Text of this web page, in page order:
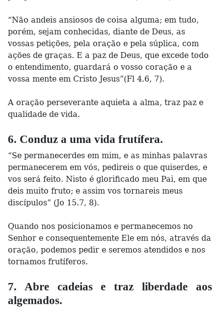
“Não andeis ansiosos de coisa alguma; em tudo,
porém, sejam conhecidas, diante de Deus, as
vossas petições, pela oração e pela súplica, com
ações de graças. E a paz de Deus, que excede todo
o entendimento, guardará o vosso coração e a
vossa mente em Cristo Jesus”(Fl 4.6, 7).
A oração perseverante aquieta a alma, traz paz e
qualidade de vida.
6. Conduz a uma vida frutífera.
“Se permanecerdes em mim, e as minhas palavras
permanecerem em vós, pedireis o que quiserdes, e
vos será feito. Nisto é glorificado meu Pai, em que
deis muito fruto; e assim vos tornareis meus
discípulos” (Jo 15.7, 8).
Quando nos posicionamos e permanecemos no
Senhor e consequentemente Ele em nós, através da
oração, podemos pedir e seremos atendidos e nos
tornamos frutíferos.
7. Abre cadeias e traz liberdade aos
algemados.